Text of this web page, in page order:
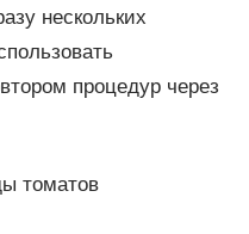
нескольких
процедур через
томатов